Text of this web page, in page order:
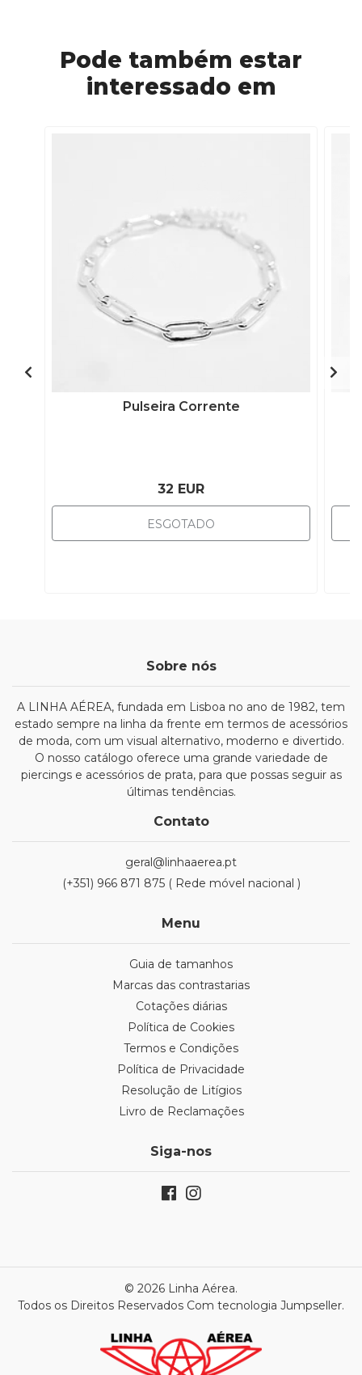
Pode também estar
interessado em
Pulseira Corrente
32 EUR
ESGOTADO
Sobre nós
A LINHA AÉREA, fundada em Lisboa no ano de 1982, tem
estado sempre na linha da frente em termos de acessórios
de moda, com um visual alternativo, moderno e divertido.
O nosso catálogo oferece uma grande variedade de
piercings e acessórios de prata, para que possas seguir as
últimas tendências.
Contato
geral@linhaaerea.pt
(+351) 966 871 875 ( Rede móvel nacional )
Menu
Guia de tamanhos
Marcas das contrastarias
Cotações diárias
Política de Cookies
Termos e Condições
Política de Privacidade
Resolução de Litígios
Livro de Reclamações
Siga-nos
© 2026 Linha Aérea.
Todos os Direitos Reservados Com tecnologia Jumpseller.